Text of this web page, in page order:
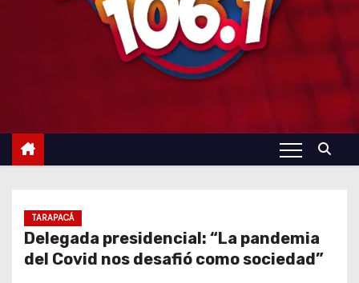
TARAPACÁ
Delegada presidencial: “La pandemia
del Covid nos desafió como sociedad”